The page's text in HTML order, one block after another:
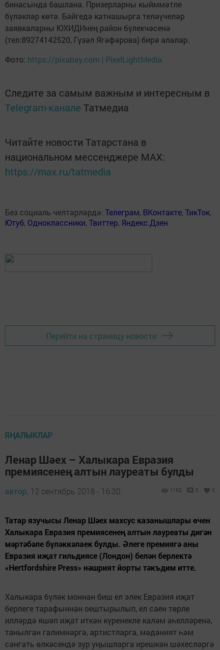
бинасында башлана. Призерларны кыйммәтле
бүләкләр көтә. Бәйгедә катнашырга теләүчеләр
заявкаларны ЮХИДИнең район бүлекчәсенә
(тел:89274142520, Гүзәл Ягәфәрова) бирә алалар.
Фото: https://pixabay.com | PixelLightMedia
Следите за самым важным и интересным в
Telegram-канале Татмедиа
Читайте новости Татарстана в
национальном мессенджере MАХ:
https://max.ru/tatmedia
Без социаль челтәрләрдә: Телеграм, ВКонтакте,ТикТок,
Ютуб, Одноклассники,Твиттер, Яндекс.Дзен
Перейти на страницу новости
ЯҢАЛЫКЛАР
Ленар Шәех – Халыкара Евразия
премиясенең алтын лауреаты булды
автор, 12 сентябрь 2018 - 16:30 1162 0 0
Татар язучысы Ленар Шәех махсус казанышлары өчен
Халыкара Евразия премиясенең алтын лауреаты дигән
мәртәбәле бүләккәлаек булды. Әлеге премиягә аны
Евразия иҗат гильдиясе (Лондон) белән берлектә
«Hertfordshire Press» нәшрият йорты тәкъдим итте.
Халыкара бүләк моннан биш ел элек Евразия иҗат
берлеге тарафыннан оештырылып, ел саен төрле
илләрдә яшәп иҗат иткән күренекле каләм әһелләренә,
танылган галимнәргә, артистларга, мәдәният һәм
сәнгать өлкәсендә зур уңышларга ирешкән шәхесләргә